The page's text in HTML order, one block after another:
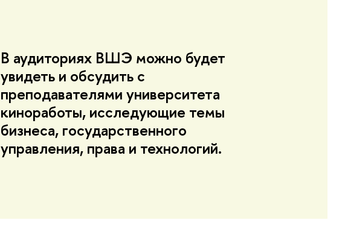
В аудиториях ВШЭ можно будет
увидеть и обсудить с
преподавателями университета
киноработы, исследующие темы
бизнеса, государственного
управления, права и технологий.